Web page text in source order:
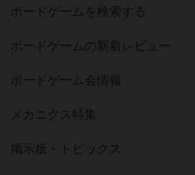
ボードゲームを検索する
ボードゲームの新着レビュー
ボードゲーム会情報
メカニクス特集
掲示板・トピックス